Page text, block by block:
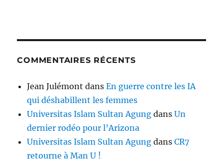
COMMENTAIRES RÉCENTS
Jean Julémont dansEn guerre contre les IA
qui déshabillent les femmes
Universitas Islam Sultan Agung dansUn
dernier rodéo pour l’Arizona
Universitas Islam Sultan Agung dansCR7
retourne à Man U !